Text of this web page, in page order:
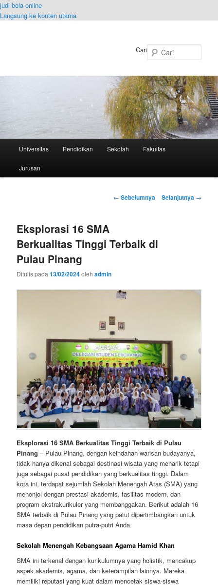
judi bola online
Langsung ke konten utama
Cari
Universitas Pendidikan Sekolah Fakultas
Jurusan
Navigasi
← Sebelumnya Selanjutnya →
Eksplorasi 16 SMA
Berkualitas Tinggi Terbaik di
Pulau Pinang
Ditulis pada13/02/2024olehadmin
Eksplorasi 16 SMA Berkualitas Tinggi Terbaik di Pulau
Pinang – Pulau Pinang, dengan keindahan warisan budayanya,
tidak hanya dikenal sebagai destinasi wisata yang menarik tetapi
juga sebagai pusat pendidikan yang berkualitas tinggi. Dalam
kota ini, terdapat sejumlah Sekolah Menengah Atas (SMA) yang
menonjol dengan prestasi akademis, fasilitas modern, dan
program ekstrakurikuler yang membanggakan. Berikut adalah 16
SMA terbaik di Pulau Pinang yang patut dipertimbangkan untuk
masa depan pendidikan putra-putri Anda.
Sekolah Menengah Kebangsaan Agama Hamid Khan
SMA ini terkenal dengan kurikulumnya yang holistik, mencakup
aspek akademis, agama, dan keterampilan lainnya. Mereka
memiliki reputasi yang kuat dalam mencetak siswa-siswa